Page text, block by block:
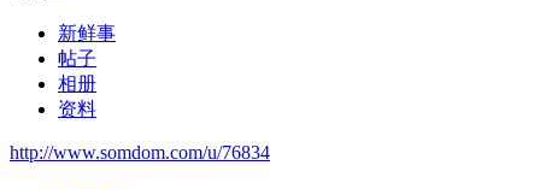
新鲜事
帖子
相册
资料
http://www.somdom.com/u/76834